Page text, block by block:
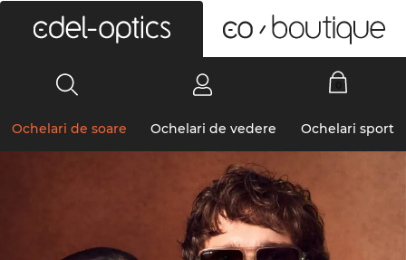
Ochelari de soare Ochelari de vedere Ochelari sport